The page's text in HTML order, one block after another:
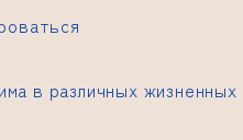
в различных жизненных